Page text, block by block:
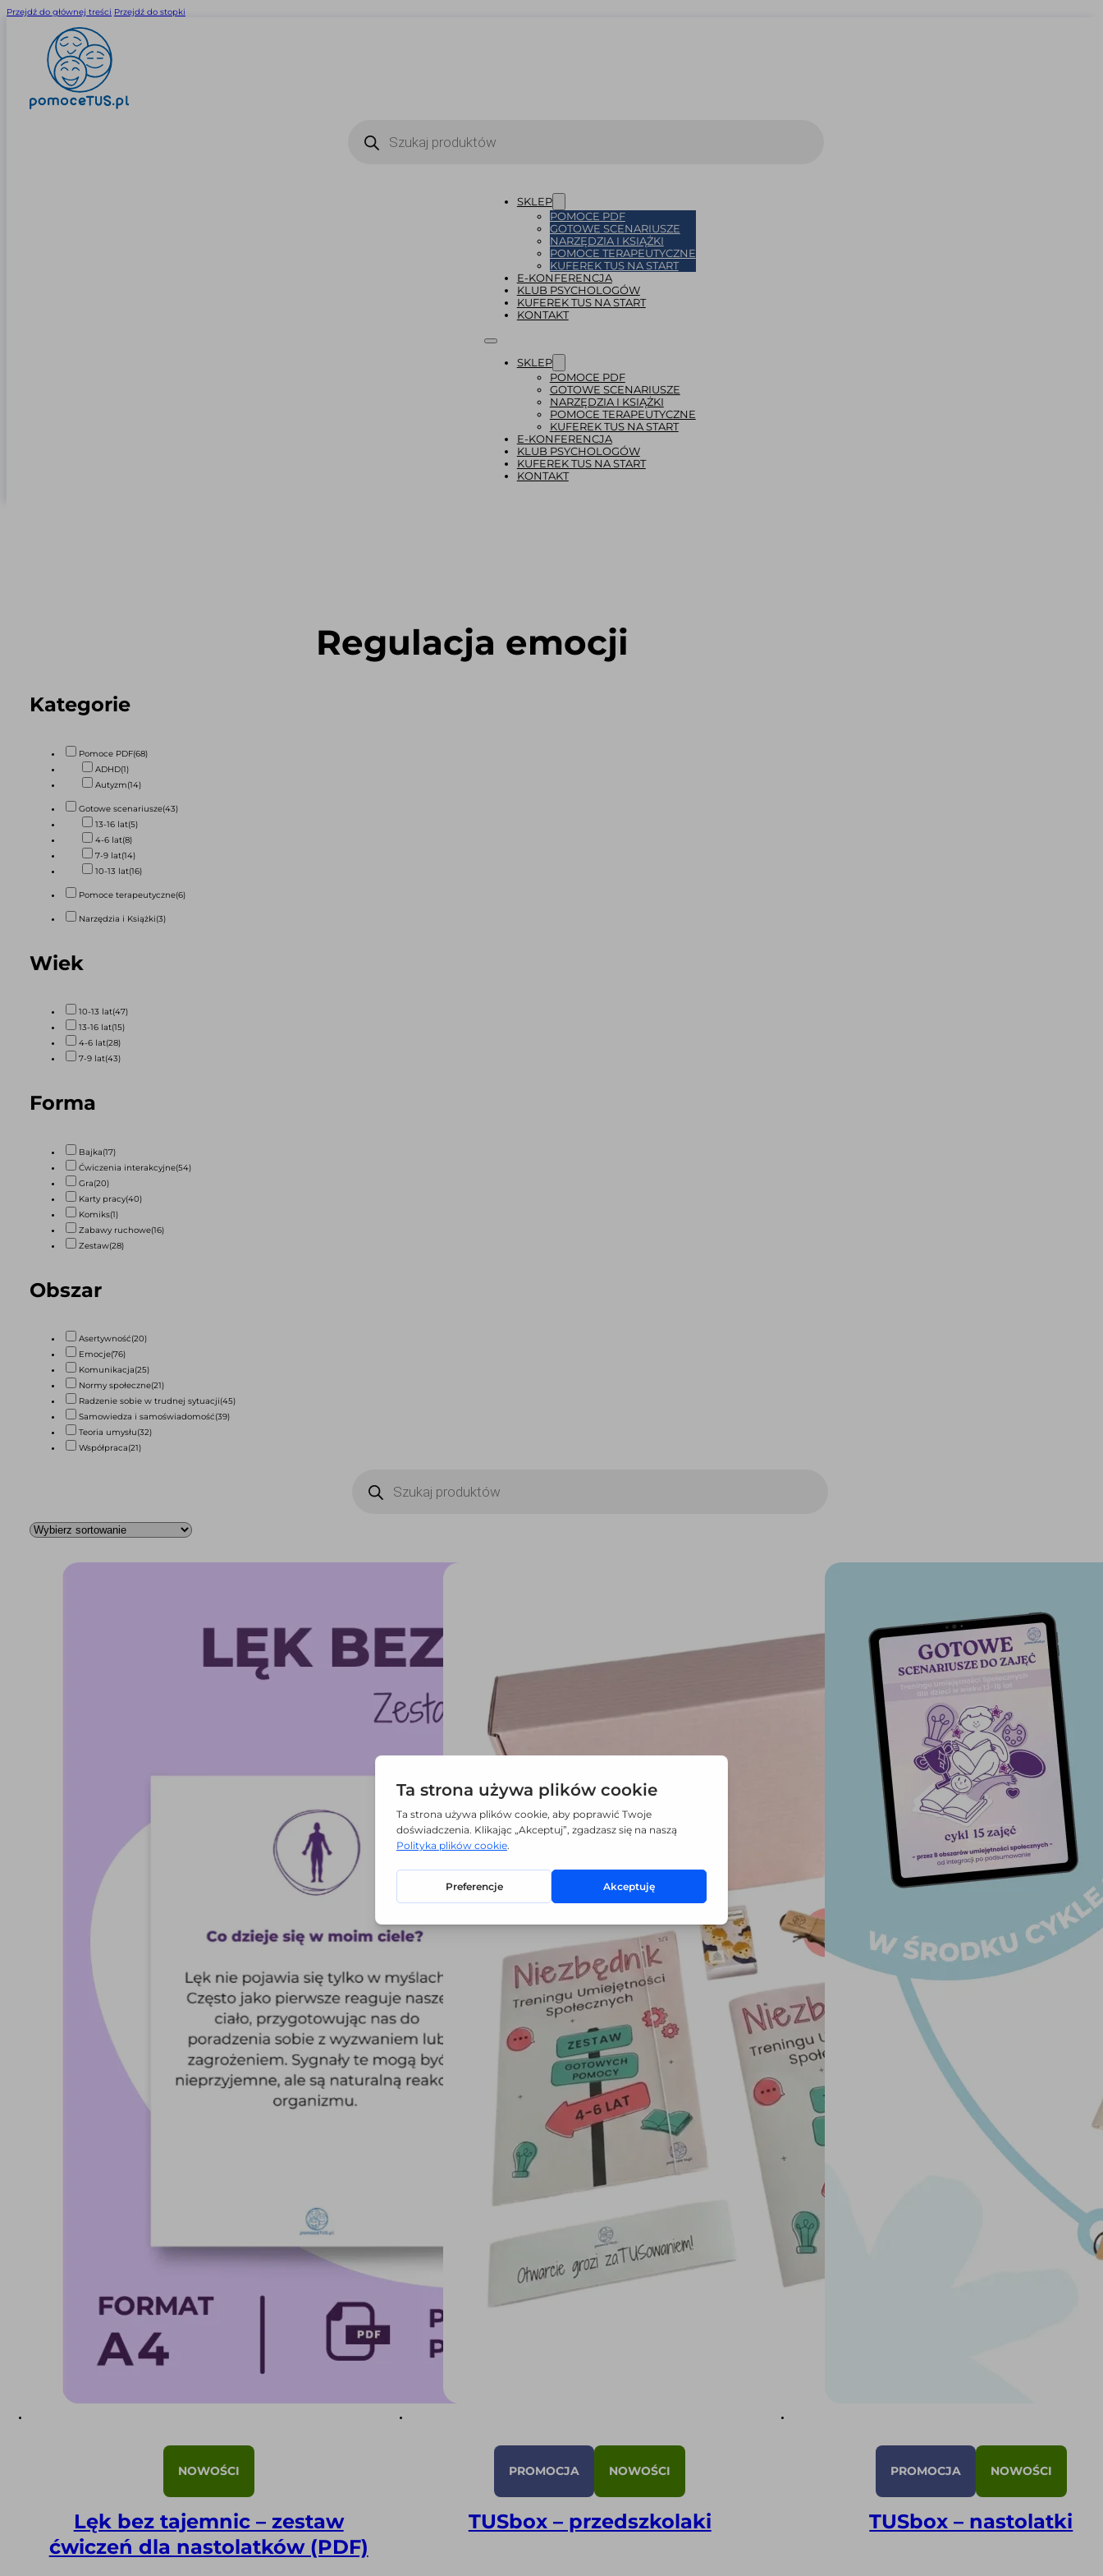
Przejdź do głównej treści Przejdź do stopki
SKLEP
POMOCE PDF
GOTOWE SCENARIUSZE
NARZĘDZIA I KSIĄŻKI
POMOCE TERAPEUTYCZNE
KUFEREK TUS NA START
E-KONFERENCJA
KLUB PSYCHOLOGÓW
KUFEREK TUS NA START
KONTAKT
SKLEP
POMOCE PDF
GOTOWE SCENARIUSZE
NARZĘDZIA I KSIĄŻKI
POMOCE TERAPEUTYCZNE
KUFEREK TUS NA START
E-KONFERENCJA
KLUB PSYCHOLOGÓW
KUFEREK TUS NA START
KONTAKT
Regulacja emocji
Kategorie
Pomoce PDF(68)
ADHD(1)
Autyzm(14)
Gotowe scenariusze(43)
13-16 lat(5)
4-6 lat(8)
7-9 lat(14)
10-13 lat(16)
Pomoce terapeutyczne(6)
Narzędzia i Książki(3)
Wiek
10-13 lat(47)
13-16 lat(15)
4-6 lat(28)
7-9 lat(43)
Forma
Bajka(17)
Ćwiczenia interakcyjne(54)
Gra(20)
Karty pracy(40)
Komiks(1)
Zabawy ruchowe(16)
Zestaw(28)
Obszar
Asertywność(20)
Emocje(76)
Komunikacja(25)
Normy społeczne(21)
Radzenie sobie w trudnej sytuacji(45)
Samowiedza i samoświadomość(39)
Teoria umysłu(32)
Współpraca(21)
NOWOŚCI
Lęk bez tajemnic – zestaw
ćwiczeń dla nastolatków (PDF)
PROMOCJA NOWOŚCI
TUSbox – przedszkolaki
PROMOCJA NOWOŚCI
TUSbox – nastolatki